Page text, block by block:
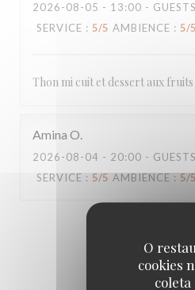
O
cookies
coleta
2026-08-05 - 13:00 -
SERVICE : 5/5 AMBIENCE : 5/5
Thon mi cuit et dessert aux
Amina O
2026-08-04 - 20:00 -
SERVICE : 5/5 AMBIENCE : 5/5